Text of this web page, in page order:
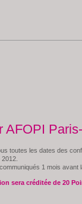
AFOPI
toutes les dates des
1 mois avant
sera créditée de 20